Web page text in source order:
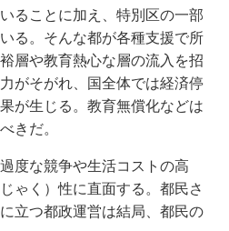
ることに加え、特別区の一部
る。そんな都が各種支援で所
層や教育熱心な層の流入を招
がそがれ、国全体では経済停
が生じる。教育無償化などは
きだ。
度な競争や生活コストの高
ゃく）性に直面する。都民さ
立つ都政運営は結局、都民の